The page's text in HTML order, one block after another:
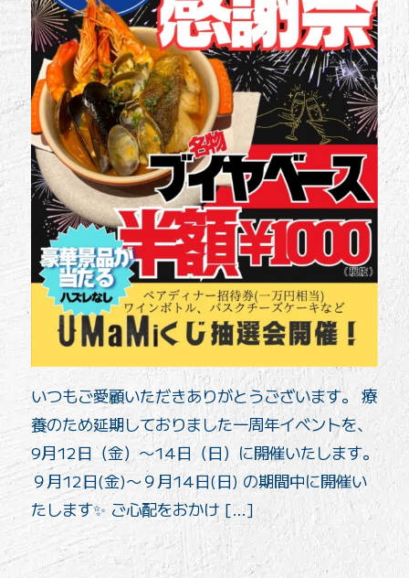
いつもご愛顧いただきありがとうございます。 療
養のため延期しておりました一周年イベントを、
9月12日（金）〜14日（日）に開催いたします。
９月12日(金)〜９月14日(日) の期間中に開催い
たします✨ ご心配をおかけ […]